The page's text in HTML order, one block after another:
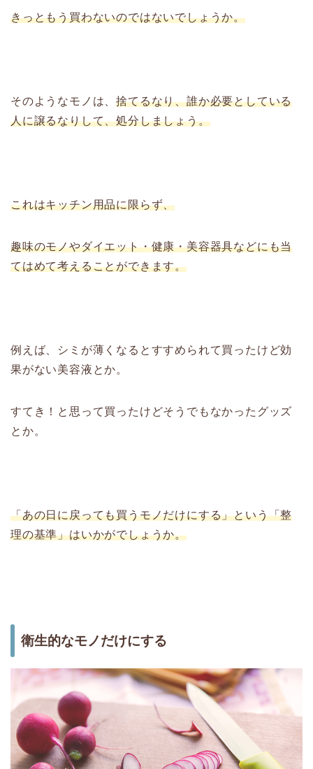
きっともう買わないのではないでしょうか。
そのようなモノは、捨てるなり、誰か必要としている
人に譲るなりして、処分しましょう。
これはキッチン用品に限らず、
趣味のモノやダイエット・健康・美容器具などにも当
てはめて考えることができます。
例えば、シミが薄くなるとすすめられて買ったけど効
果がない美容液とか。
すてき！と思って買ったけどそうでもなかったグッズ
とか。
「あの日に戻っても買うモノだけにする」という「整
理の基準」はいかがでしょうか。
衛生的なモノだけにする